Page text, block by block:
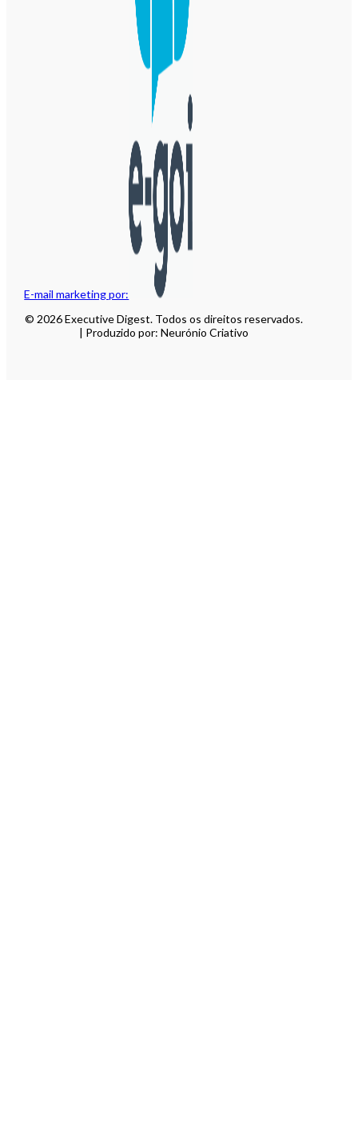
E-mail marketing por:
© 2026 Executive Digest. Todos os direitos reservados.
| Produzido por: Neurónio Criativo